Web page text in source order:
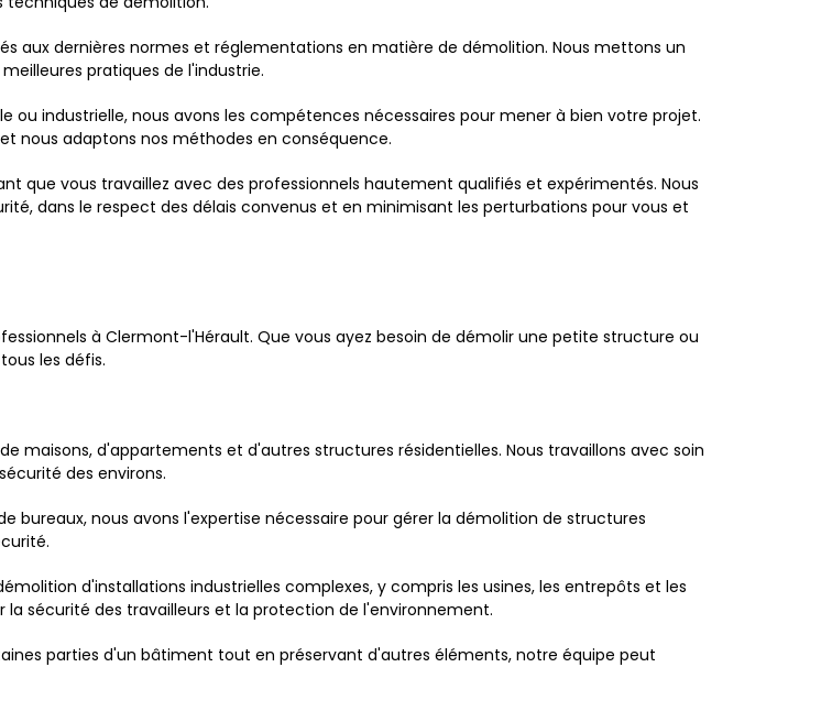
aux dernières normes et réglementations en matière de démolition. Nous mettons un
pratiques de l'industrie.
industrielle, nous avons les compétences nécessaires pour mener à bien votre projet.
nous adaptons nos méthodes en conséquence.
que vous travaillez avec des professionnels hautement qualifiés et expérimentés. Nous
dans le respect des délais convenus et en minimisant les perturbations pour vous et
à Clermont-l'Hérault. Que vous ayez besoin de démolir une petite structure ou
les défis.
maisons, d'appartements et d'autres structures résidentielles. Nous travaillons avec soin
des environs.
nous avons l'expertise nécessaire pour gérer la démolition de structures
d'installations industrielles complexes, y compris les usines, les entrepôts et les
la sécurité des travailleurs et la protection de l'environnement.
parties d'un bâtiment tout en préservant d'autres éléments, notre équipe peut